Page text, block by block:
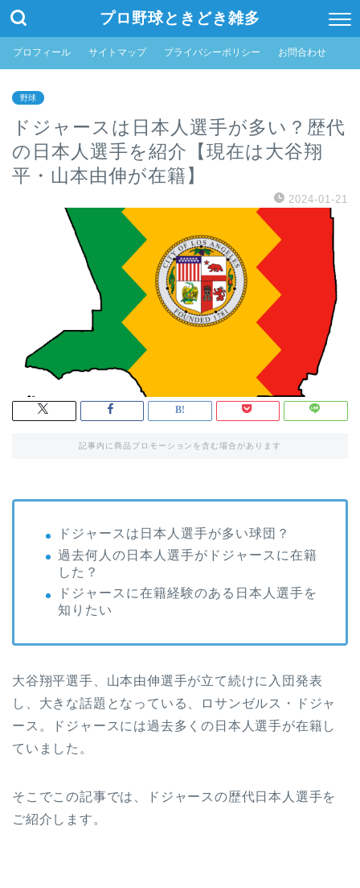
プロ野球ときどき雑多
プロフィール サイトマップ プライバシーポリシー お問合わせ
野球
ドジャースは日本人選手が多い？歴代
の日本人選手を紹介【現在は大谷翔
平・山本由伸が在籍】
2024-01-21
記事内に商品プロモーションを含む場合があります
ドジャースは日本人選手が多い球団？
過去何人の日本人選手がドジャースに在籍
した？
ドジャースに在籍経験のある日本人選手を
知りたい
大谷翔平選手、山本由伸選手が立て続けに入団発表
し、大きな話題となっている、ロサンゼルス・ドジャ
ース。ドジャースには過去多くの日本人選手が在籍し
ていました。
そこでこの記事では、ドジャースの歴代日本人選手を
ご紹介します。